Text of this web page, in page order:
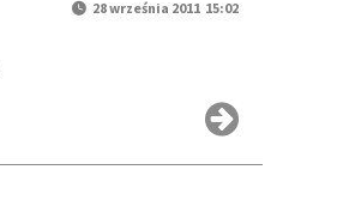
28 września 2011 15:02